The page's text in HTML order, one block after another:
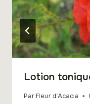
Lotion
ParFleur d'Acacia